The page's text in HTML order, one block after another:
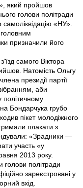
який пройшов
голови політради
«НУ».
призначили його
самого Віктора
Натомість Ольгу
президії партії
аби
Бондарчука грубо
пікет молодіжного
плакати з
«Зрадники —
участь «у
2013 року.
голови політради
зареєстровані у
вхід.